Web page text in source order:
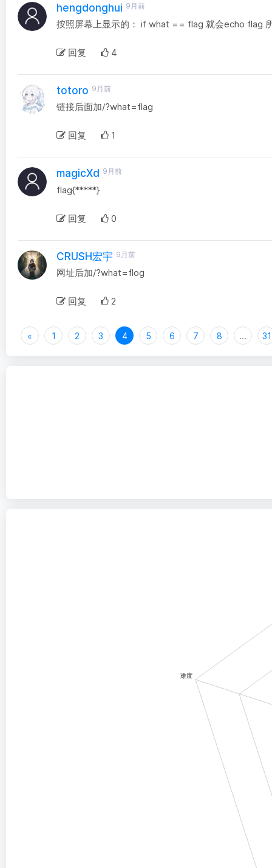
hengdonghui 9月前
按照屏幕上显示的： if what == flag 就会echo flag
回复 4
totoro 9月前
链接后面加/?what=flag
回复 1
magicXd 9月前
flag{*****}
回复 0
CRUSH宏宇 9月前
网址后加/?what=flog
回复 2
« 1 2 3 4 5 6 7 8 ... 31